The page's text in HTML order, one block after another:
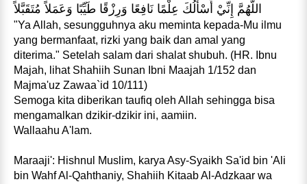
اللَّهُمَّ إِنِّيْ أَسْأَلُكَ عِلْمًا نَافِعًا وَرِزْقًا طَيِّبًا وَعَمَلاً مُتَقَبَّلاً
"Ya Allah, sesungguhnya aku meminta kepada-Mu ilmu
yang bermanfaat, rizki yang baik dan amal yang
diterima." Setelah salam dari shalat shubuh. (HR. Ibnu
Majah, lihat Shahiih Sunan Ibni Maajah 1/152 dan
Majma'uz Zawaa`id 10/111)
Semoga kita diberikan taufiq oleh Allah sehingga bisa
mengamalkan dzikir-dzikir ini, aamiin.
Wallaahu A'lam.
Maraaji': Hishnul Muslim, karya Asy-Syaikh Sa'id bin 'Ali
bin Wahf Al-Qahthaniy, Shahiih Kitaab Al-Adzkaar wa